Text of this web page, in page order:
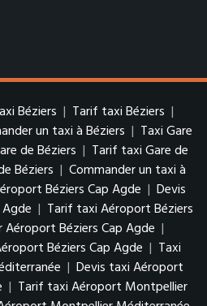
Béziers | Tarif taxi Béziers |
un taxi à Béziers | Taxi Gare
de Béziers | Tarif taxi Gare de
Béziers | Commander un taxi à
Béziers Cap Agde | Devis
| Tarif taxi Aéroport Béziers
Aéroport Béziers Cap Agde |
Béziers Cap Agde | Taxi
| Devis taxi Aéroport
| Tarif taxi Aéroport Montpellier